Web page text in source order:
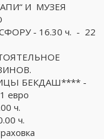
И МУЗЕЯ
- 16.30 ч. - 22
БЕКДАШ**** -
евро
ч.
ч.